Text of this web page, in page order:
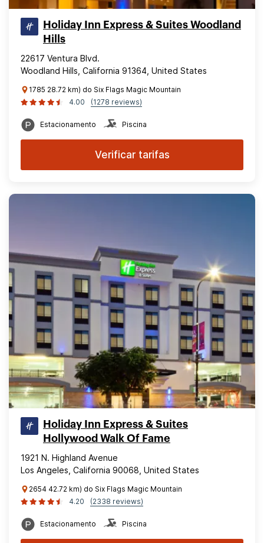
Holiday Inn Express & Suites Woodland
Hills
22617 Ventura Blvd.
Woodland Hills, California 91364, United States
1785 28.72 km) do Six Flags Magic Mountain
4.00
(1278 reviews)
Estacionamento Piscina
Verificar tarifas
Holiday Inn Express & Suites
Hollywood Walk Of Fame
1921 N. Highland Avenue
Los Angeles, California 90068, United States
2654 42.72 km) do Six Flags Magic Mountain
4.20
(2338 reviews)
Estacionamento Piscina